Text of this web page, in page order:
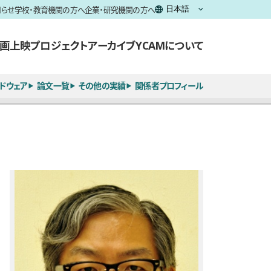
せ学校・教育機関の方へ企業・研究機関の方へ
上映プロジェクトアーカイブYCAMについて
ウェア 論文一覧 その他の実績 関係者プロフィール